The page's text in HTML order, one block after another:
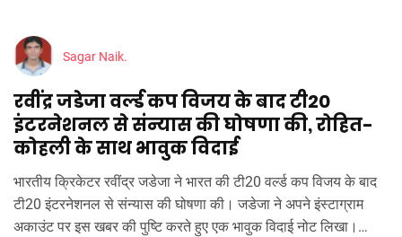
Sagar Naik.
रवींद्र जडेजा वर्ल्ड कप विजय के बाद टी20
इंटरनेशनल से संन्यास की घोषणा की, रोहित-
कोहली के साथ भावुक विदाई
भारतीय क्रिकेटर रवींद्र जडेजा ने भारत की टी20 वर्ल्ड कप विजय के बाद
टी20 इंटरनेशनल से संन्यास की घोषणा की। जडेजा ने अपने इंस्टाग्राम
अकाउंट पर इस खबर की पुष्टि करते हुए एक भावुक विदाई नोट लिखा।